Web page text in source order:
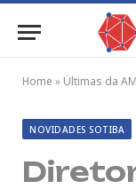
Home » Últimas da
NOVIDADES SOTIBA